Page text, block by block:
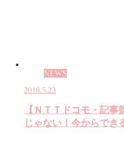
NEWS
2018.5.23
【ＮＴＴドコモ・記
じゃない！今からで